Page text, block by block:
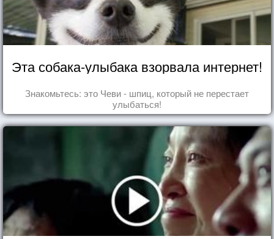
Эта собака-улыбака взорвала интернет!
Знакомьтесь: это Чеви - шпиц, который не перестает
улыбаться!